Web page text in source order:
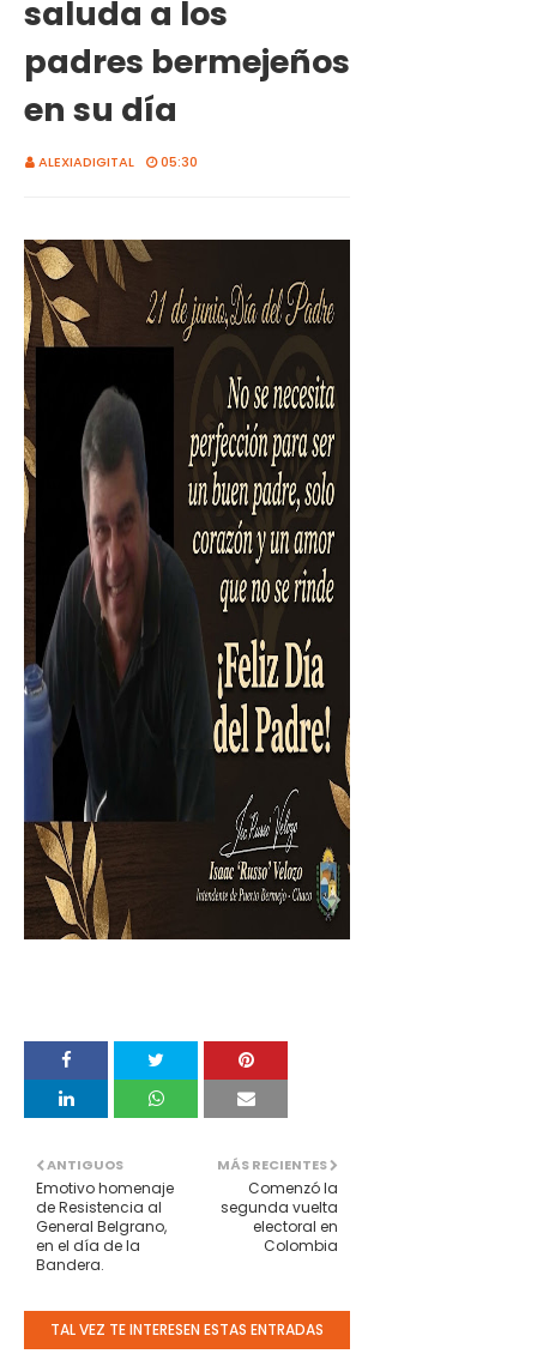
saluda a los
padres bermejeños
en su día
ALEXIADIGITAL 05:30
MÁS RECIENTES
Comenzó la
segunda vuelta
electoral en
Colombia
ANTIGUOS
Emotivo homenaje
de Resistencia al
General Belgrano,
en el día de la
Bandera.
TAL VEZ TE INTERESEN ESTAS ENTRADAS